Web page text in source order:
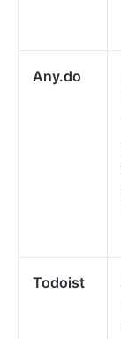
Any.do
Todoist